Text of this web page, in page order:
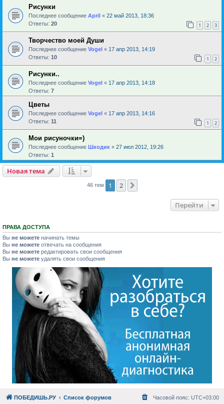
Рисунки
Последнее сообщение April « 22 май 2013, 18:36
Ответы: 20 1 2 3
Творчество моей Души
Последнее сообщение Vogel « 17 апр 2013, 14:19
Ответы: 10 1 2
Рисунки..
Последнее сообщение Vogel « 17 апр 2013, 14:18
Ответы: 7
Цветы
Последнее сообщение Vogel « 17 апр 2013, 14:16
Ответы: 11 1 2
Мои рисуночки=)
Последнее сообщение Шкодик « 27 июл 2012, 19:26
Ответы: 1
Новая тема
46 тем 1 2
Перейти
ПРАВА ДОСТУПА
Вы не можете начинать темы
Вы не можете отвечать на сообщения
Вы не можете редактировать свои сообщения
Вы не можете удалять свои сообщения
ПОБЕДИШЬ.РУ Список форумов Часовой пояс: UTC+03:00